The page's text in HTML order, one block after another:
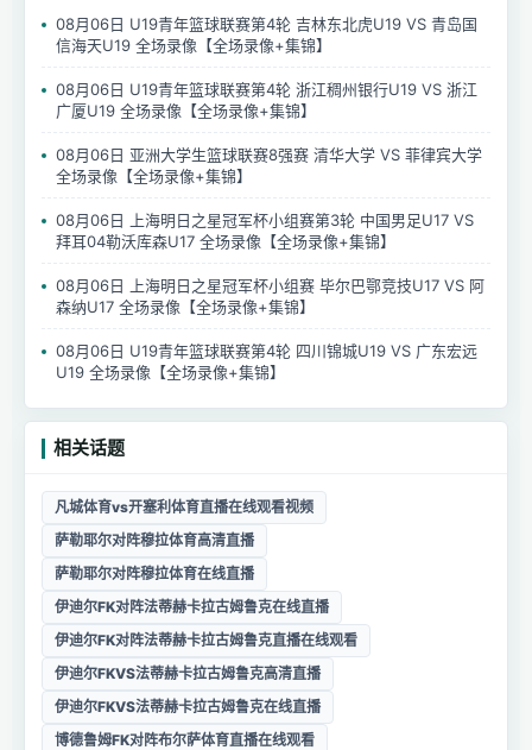
08月06日 U19青年篮球联赛第4轮 吉林东北虎U19 VS 青岛国
信海天U19 全场录像【全场录像+集锦】
08月06日 U19青年篮球联赛第4轮 浙江稠州银行U19 VS 浙江
广厦U19 全场录像【全场录像+集锦】
08月06日 亚洲大学生篮球联赛8强赛 清华大学 VS 菲律宾大学
全场录像【全场录像+集锦】
08月06日 上海明日之星冠军杯小组赛第3轮 中国男足U17 VS
拜耳04勒沃库森U17 全场录像【全场录像+集锦】
08月06日 上海明日之星冠军杯小组赛 毕尔巴鄂竞技U17 VS 阿
森纳U17 全场录像【全场录像+集锦】
08月06日 U19青年篮球联赛第4轮 四川锦城U19 VS 广东宏远
U19 全场录像【全场录像+集锦】
相关话题
凡城体育vs开塞利体育直播在线观看视频
萨勒耶尔对阵穆拉体育高清直播
萨勒耶尔对阵穆拉体育在线直播
伊迪尔FK对阵法蒂赫卡拉古姆鲁克在线直播
伊迪尔FK对阵法蒂赫卡拉古姆鲁克直播在线观看
伊迪尔FKVS法蒂赫卡拉古姆鲁克高清直播
伊迪尔FKVS法蒂赫卡拉古姆鲁克在线直播
博德鲁姆FK对阵布尔萨体育直播在线观看